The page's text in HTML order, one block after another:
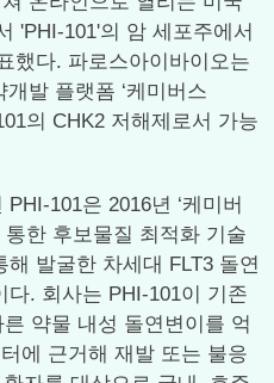
'PHI-101'의 암 세포주에서
했다. 파로스아이바이오는
발 플랫폼 ‘케미버스
의 CHK2 저해제로서 가능
101은 2016년 ‘케미버
한 후보물질 최적화 기술
발굴한 차세대 FLT3 돌연
다. 회사는 PHI-101이 기존
약물 내성 돌연변이를 억
에 근거해 재발 또는 불응